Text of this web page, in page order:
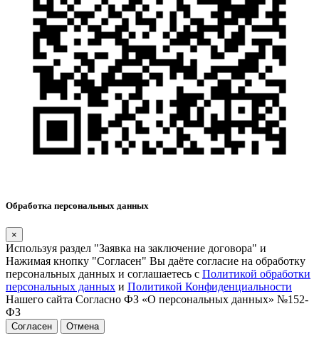
Обработка персональных данных
×
Используя раздел "Заявка на заключение договора" и
Нажимая кнопку "Согласен" Вы даёте согласие на обработку
персональных данных и соглашаетесь с Политикой обработки
персональных данных и Политикой Конфиденциальности
Нашего сайта Согласно ФЗ «О персональных данных» №152-
ФЗ
Согласен Отмена